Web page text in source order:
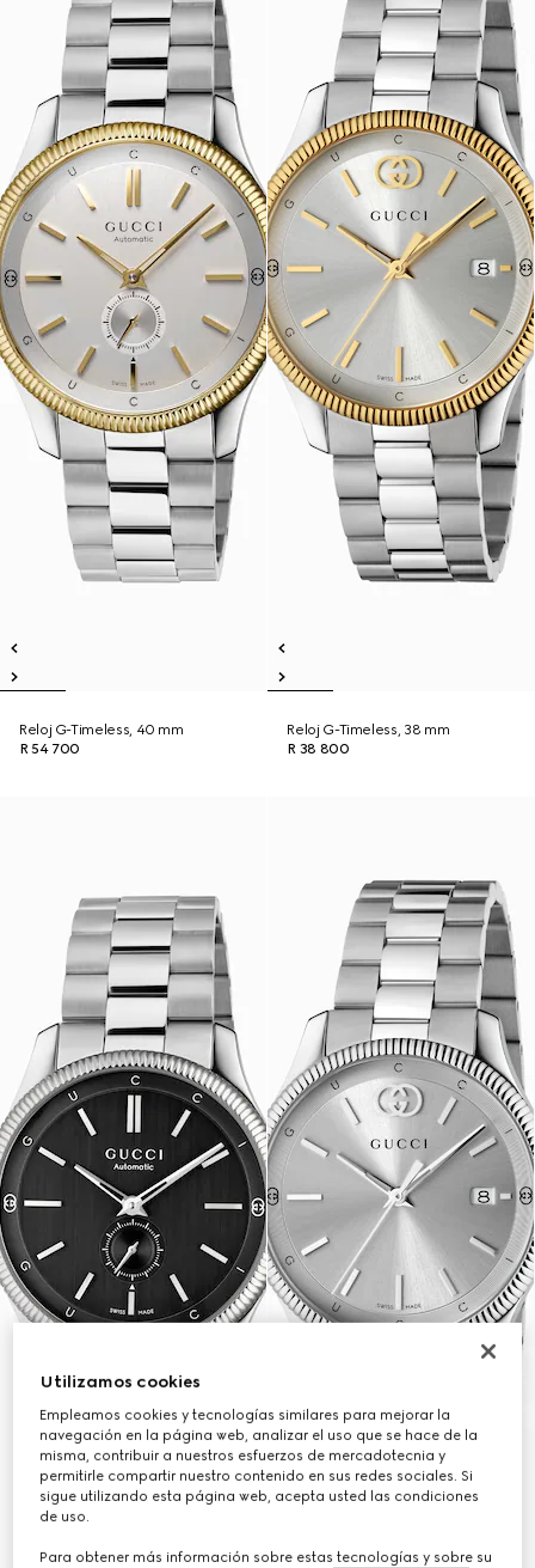
Reloj G-Timeless, 40 mm
R 54 700
Reloj G-Timeless, 38 mm
R 38 800
Utilizamos cookies
Empleamos cookies y tecnologías similares para mejorar la
navegación en la página web, analizar el uso que se hace de la
misma, contribuir a nuestros esfuerzos de mercadotecnia y
permitirle compartir nuestro contenido en sus redes sociales. Si
sigue utilizando esta página web, acepta usted las condiciones
de uso.
Para obtener más información sobre estas tecnologías y sobre su